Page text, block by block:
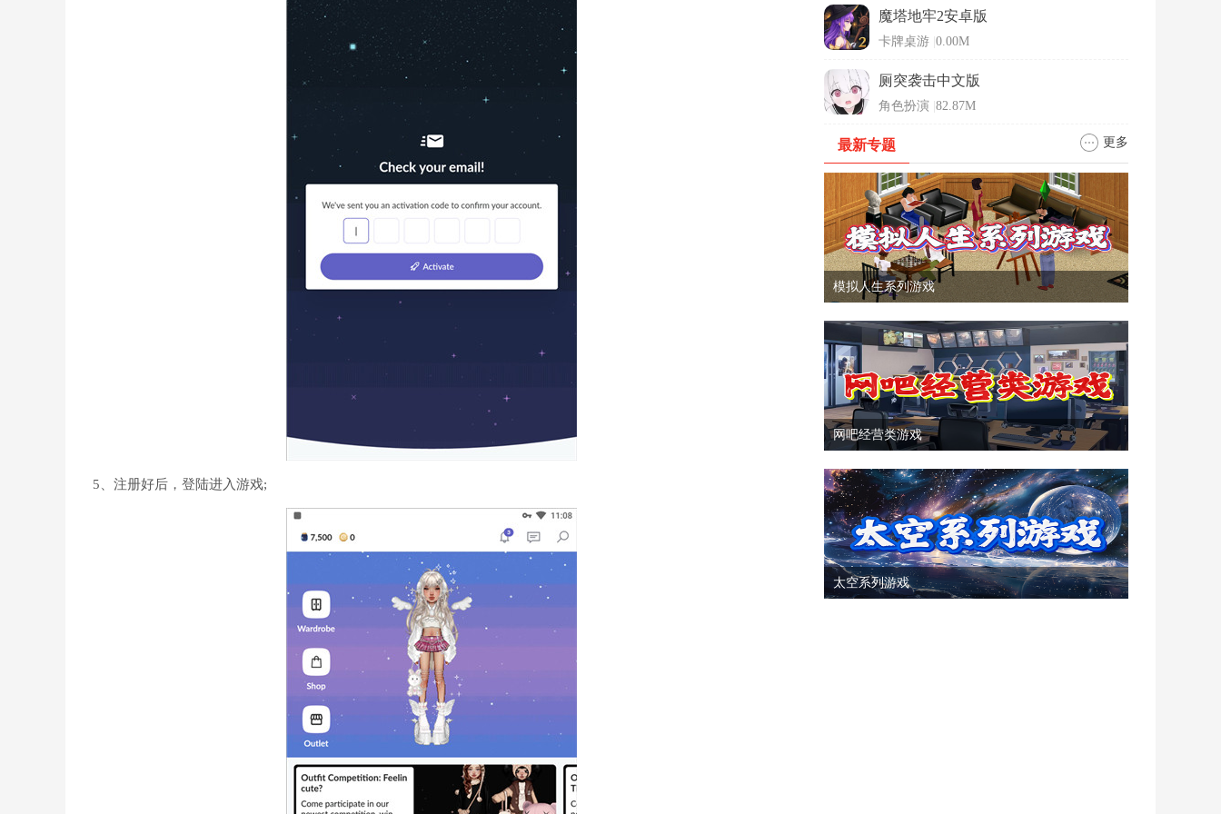
5、注册好后，登陆进入游戏;
魔塔地牢2安卓版
卡牌桌游 0.00M
厕突袭击中文版
角色扮演 82.87M
最新专题 更多
模拟人生系列游戏
网吧经营类游戏
太空系列游戏